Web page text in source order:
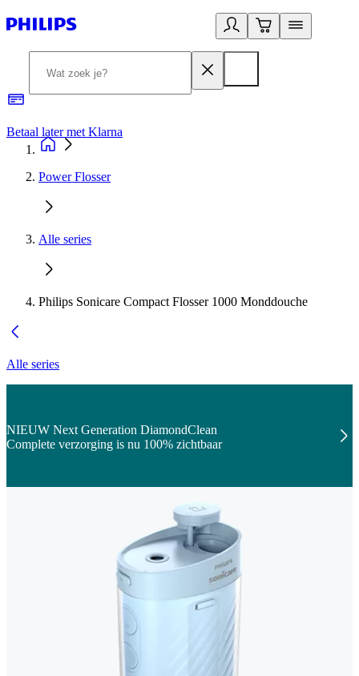
Betaal later met Klarna
Power Flosser
Alle series
Philips Sonicare Compact Flosser 1000 Monddouche
Alle series
NIEUW Next Generation DiamondClean
Complete verzorging is nu 100% zichtbaar